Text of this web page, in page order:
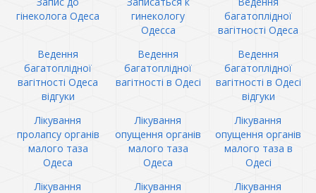
гінеколога Одеса
гинекологу
Одесса
багатоплідної
вагітності Одеса
Ведення
багатоплідної
вагітності Одеса
відгуки
Ведення
багатоплідної
вагітності в Одесі
Ведення
багатоплідної
вагітності в Одесі
відгуки
Лікування
пролапсу органів
малого таза
Одеса
Лікування
опущення органів
малого таза
Одеса
Лікування
опущення органів
малого таза в
Одесі
Лікування
Лікування
Лікування